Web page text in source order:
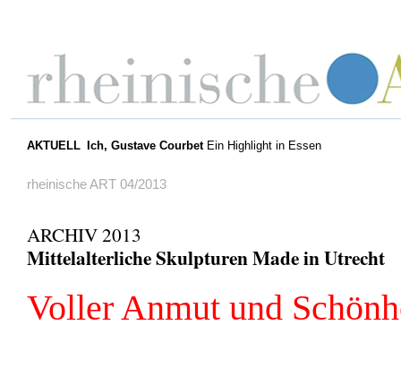
AKTUELL Ich, Gustave CourbetEin Highlight in Essen
rheinische ART 04/2013
ARCHIV 2013
Mittelalterliche Skulpturen Made in Utrecht
Voller Anmut und